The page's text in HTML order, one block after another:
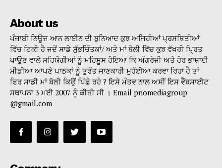
About us
ਪੰਜਾਬੀ ਨਿਊਜ ਆਨ ਲਾਈਨ ਦੀ ਬੁਨਿਆਦ ਕੁਝ ਅਜਿਹੀਆਂ ਪ੍ਰਸਥਿਤੀਆਂ
ਵਿੱਚ ਟਿਕੀ ਹੈ ਜਦੋਂ ਸਾਡੇ ਸੁੱਭਚਿੰਤਕਾਂ/ ਅਤੇ ਮਾਂ ਬੋਲੀ ਵਿੱਚ ਕੁਝ ਵੱਖਰੀ ਪ੍ਰਿਤ
ਪਾਉਣ ਵਾਲੇ ਸਹਿਯੋਗੀਆਂ ਨੂੰ ਮਹਿਸੂਸ ਹੋਇਆ ਕਿ ਅੰਗਰੇਜੀ ਅਤੇ ਹੋਰ ਭਾਸ਼ਾਈ
ਮੀਡੀਆ ਆਪਣੇ ਪਾਠਕਾਂ ਨੂੰ ਤੁਰੰਤ ਜਾਣਕਾਰੀ ਮੁਹੱਈਆ ਕਰਵਾ ਰਿਹਾ ਹੈ ਤਾਂ
ਫਿਰ ਸਾਡੀ ਮਾਂ ਬੋਲੀ ਕਿਉਂ ਪਿੱਛੇ ਰਹੇ ? ਇਸੇ ਮੰਤਵ ਨਾਲ ਅਸੀਂ ਇਸ ਵੈੱਬਸਾਈਟ
ਸਥਾਪਨਾ 3 ਮਈ 2007 ਨੂੰ ਕੀਤੀ ਸੀ । Email pnomediagroup
@gmail.com